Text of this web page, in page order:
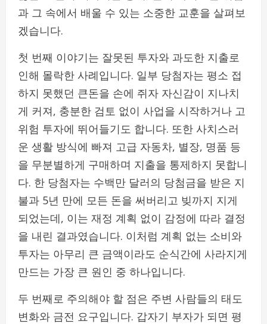
과 그 속에서 배울 수 있는 소중한 교훈을 살펴보
겠습니다.
첫 번째 이야기는 잘못된 투자와 과도한 지출로
인해 몰락한 사례입니다. 일부 당첨자는 평소 접
하지 못했던 큰돈을 손에 쥐자 자신감이 지나치
게 커져, 충분한 검토 없이 사업을 시작하거나 고
위험 투자에 뛰어들기도 합니다. 또한 사치스러
운 생활 방식에 빠져 고급 자동차, 별장, 명품 등
을 무분별하게 구매하며 지출을 통제하지 못합니
다. 한 당첨자는 수백만 달러의 당첨금을 받은 지
불과 5년 만에 모든 돈을 써버리고 빚까지 지게
되었는데, 이는 재정 계획 없이 감정에 따라 결정
을 내린 결과였습니다. 이처럼 계획 없는 소비와
투자는 아무리 큰 금액이라도 순식간에 사라지게
만드는 가장 큰 원인 중 하나입니다.
두 번째로 주의해야 할 점은 주변 사람들의 태도
변화와 금전 요구입니다. 갑자기 부자가 되면 평